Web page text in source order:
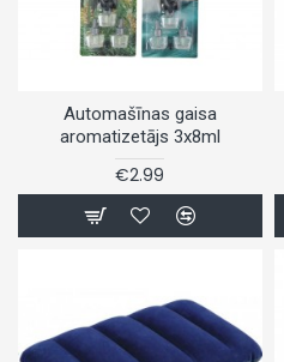
Automašīnas gaisa
aromatizetājs 3x8ml
€2.99